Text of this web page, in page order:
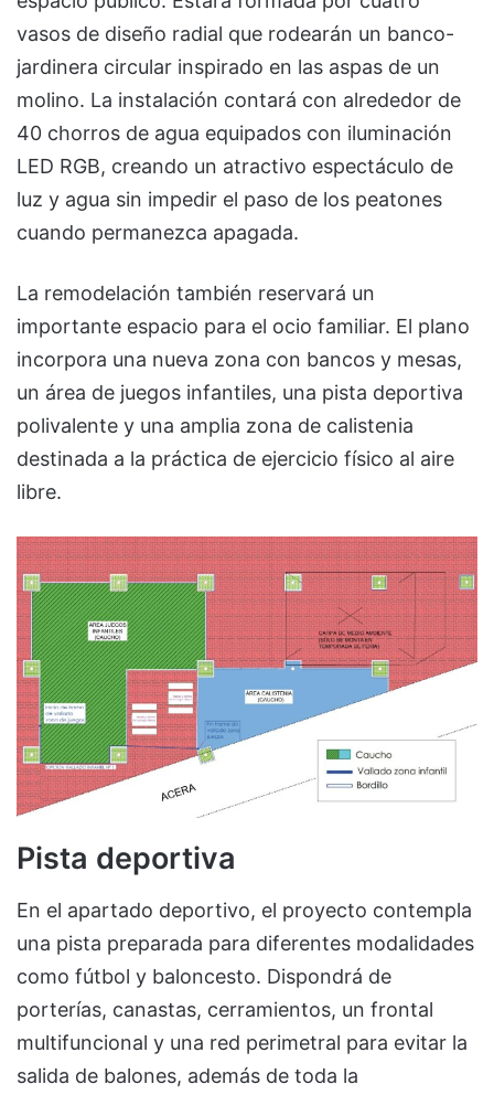
vasos de diseño radial que rodearán un banco-
jardinera circular inspirado en las aspas de un
molino. La instalación contará con alrededor de
40 chorros de agua equipados con iluminación
LED RGB, creando un atractivo espectáculo de
luz y agua sin impedir el paso de los peatones
cuando permanezca apagada.
La remodelación también reservará un
importante espacio para el ocio familiar. El plano
incorpora una nueva zona con bancos y mesas,
un área de juegos infantiles, una pista deportiva
polivalente y una amplia zona de calistenia
destinada a la práctica de ejercicio físico al aire
libre.
Pista deportiva
En el apartado deportivo, el proyecto contempla
una pista preparada para diferentes modalidades
como fútbol y baloncesto. Dispondrá de
porterías, canastas, cerramientos, un frontal
multifuncional y una red perimetral para evitar la
salida de balones, además de toda la